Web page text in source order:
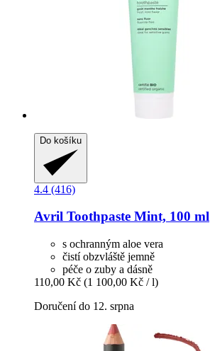
Do košíku
4.4 (416)
Avril Toothpaste Mint, 100 ml
s ochranným aloe vera
čistí obzvláště jemně
péče o zuby a dásně
110,00 Kč (1 100,00 Kč / l)
Doručení do 12. srpna